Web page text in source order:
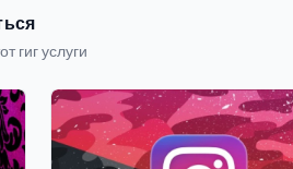
гиг услуги